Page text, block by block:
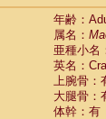
年齢：
属名：
亜種小名
英名：
上腕骨：
大腿骨：
体幹：有